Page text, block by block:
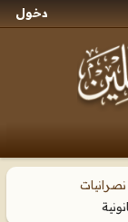
دخول